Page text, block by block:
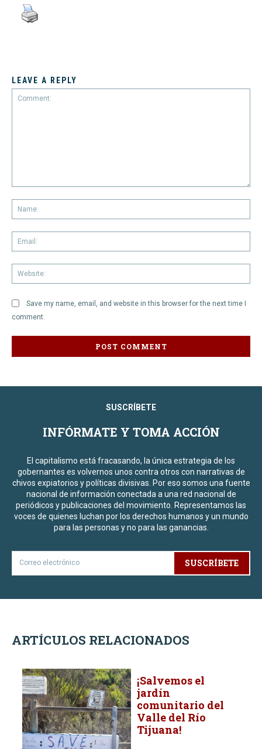
LEAVE A REPLY
Save my name, email, and website in this browser for the next time I
comment.
SUSCRÍBETE
INFÓRMATE Y TOMA ACCIÓN
El capitalismo está fracasando, la única estrategia de los
gobernantes es volvernos unos contra otros con narrativas de
chivos expiatorios y políticas divisivas. Por eso somos una fuente
nacional de información conectada a una red nacional de
periódicos y publicaciones del movimiento. Representamos las
voces de quienes luchan por los derechos humanos y un mundo
para las personas y no para las ganancias.
SUSCRÍBETE
ARTÍCULOS RELACIONADOS
¡Salvemos el
jardín
comunitario del
Valle del Río
Tijuana!